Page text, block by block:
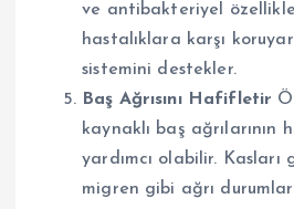
ve antibakteriyel
hastalıklara karşı
sistemini destekler.
Baş Ağrısını Hafifletir
kaynaklı baş ağrılarının
yardımcı olabilir.
migren gibi ağrı